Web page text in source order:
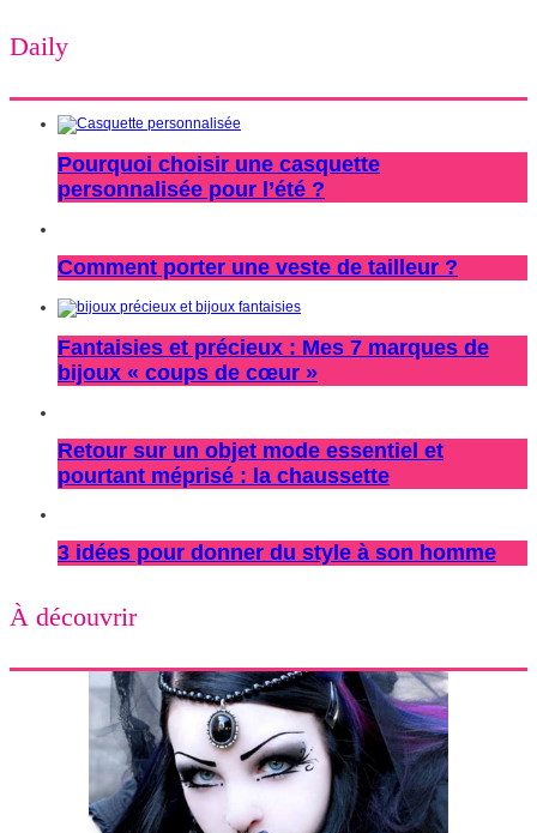
Daily
Pourquoi choisir une casquette
personnalisée pour l’été ?
Comment porter une veste de tailleur ?
Fantaisies et précieux : Mes 7 marques de
bijoux « coups de cœur »
Retour sur un objet mode essentiel et
pourtant méprisé : la chaussette
3 idées pour donner du style à son homme
À découvrir